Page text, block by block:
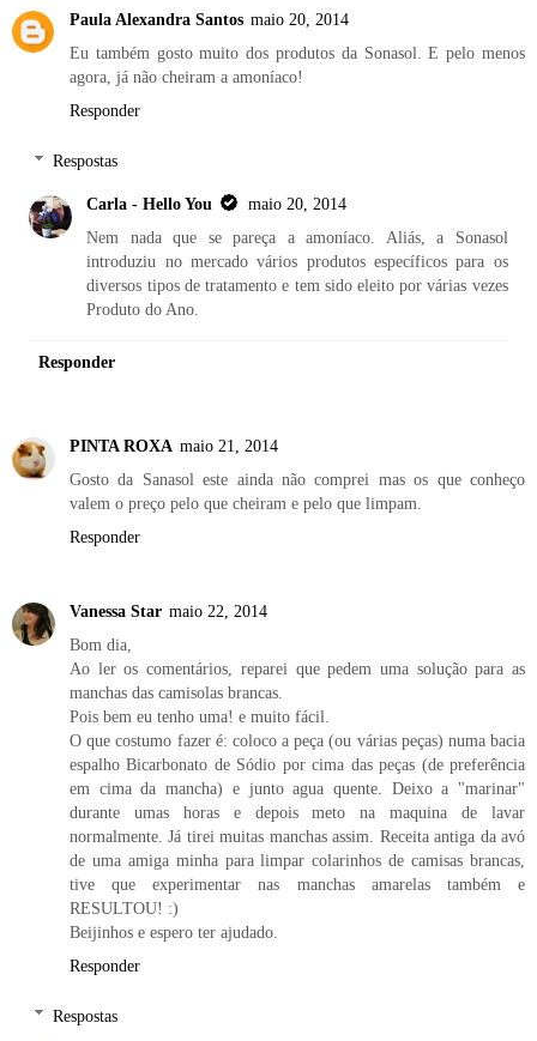
Paula Alexandra Santos maio 20, 2014
Eu também gosto muito dos produtos da Sonasol. E pelo menos
agora, já não cheiram a amoníaco!
Responder
Respostas
Carla - Hello You
maio 20, 2014
Nem nada que se pareça a amoníaco. Aliás, a Sonasol
introduziu no mercado vários produtos específicos para os
diversos tipos de tratamento e tem sido eleito por várias vezes
Produto do Ano.
Responder
PINTA ROXA maio 21, 2014
Gosto da Sanasol este ainda não comprei mas os que conheço
valem o preço pelo que cheiram e pelo que limpam.
Responder
Vanessa Star maio 22, 2014
Bom dia,
Ao ler os comentários, reparei que pedem uma solução para as
manchas das camisolas brancas.
Pois bem eu tenho uma! e muito fácil.
O que costumo fazer é: coloco a peça (ou várias peças) numa bacia
espalho Bicarbonato de Sódio por cima das peças (de preferência
em cima da mancha) e junto agua quente. Deixo a "marinar"
durante umas horas e depois meto na maquina de lavar
normalmente. Já tirei muitas manchas assim. Receita antiga da avó
de uma amiga minha para limpar colarinhos de camisas brancas,
tive que experimentar nas manchas amarelas também e
RESULTOU! :)
Beijinhos e espero ter ajudado.
Responder
Respostas